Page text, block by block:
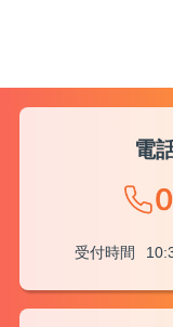
電
受付時間